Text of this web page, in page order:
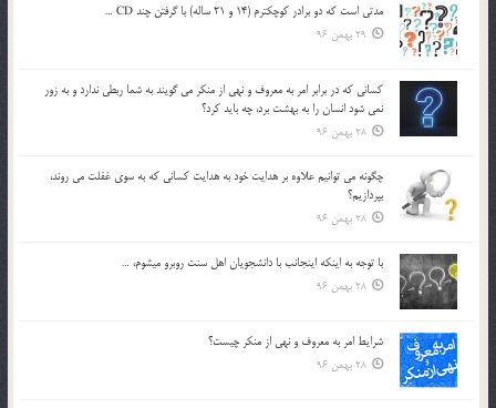
مدتي است كه دو برادر كوچكترم (14 و 21 ساله) با گرفتن چند CD …
29 بهمن 96
كساني كه در برابر امر به معروف و نهي از منكر مي گويند به شما ربطي ندارد و به زور
نمي شود انسان را به بهشت برد، چه بايد كرد؟
28 بهمن 96
چگونه مي توانيم علاوه بر هدايت خود به هدايت كساني كه به سوي غفلت مي روند،
بپردازيم؟
28 بهمن 96
با توجه به اينكه اينجانب با دانشجويان اهل سنت روبرو مي‎شوم، …
28 بهمن 96
شرايط امر به معروف و نهي از منكر چيست؟
28 بهمن 96